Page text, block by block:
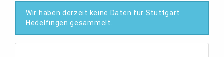
Wir haben derzeit keine Daten für Stuttgart
Hedelfingen gesammelt.